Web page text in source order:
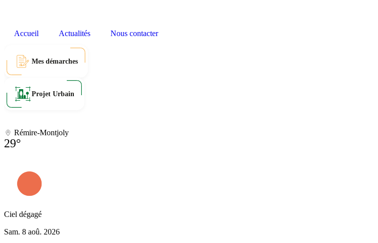
Accueil Actualités Nous contacter
Mes démarches
Projet Urbain
Rémire-Montjoly
29°
Ciel dégagé
Sam. 8 aoû. 2026